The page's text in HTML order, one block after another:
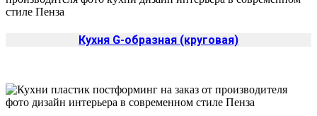
Кухня G-образная (круговая)